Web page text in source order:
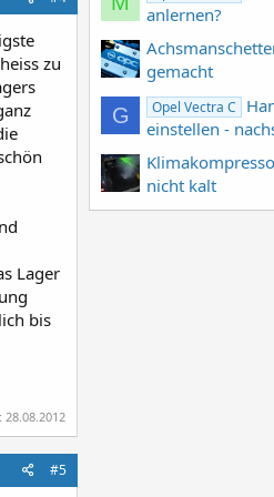
zu
Lager
bis
28.08.2012
#5
anlernen?
gemacht
G Opel Vectra C
einstellen -
nicht kalt